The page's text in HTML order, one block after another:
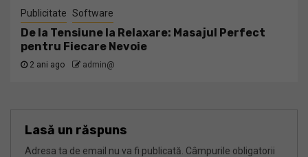
Publicitate Software
De la Tensiune la Relaxare: Masajul Perfect
pentru Fiecare Nevoie
2 ani ago admin@
Lasă un răspuns
Adresa ta de email nu va fi publicată. Câmpurile obligatorii